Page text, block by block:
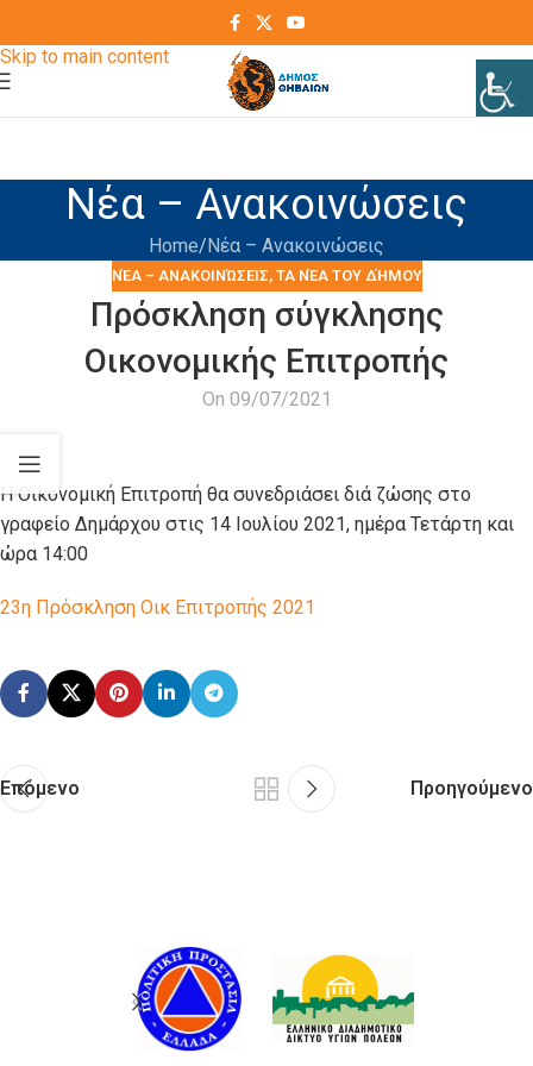
Skip to main content
Νέα – Ανακοινώσεις
Home Νέα – Ανακοινώσεις
ΝΈΑ – ΑΝΑΚΟΙΝΏΣΕΙΣ, ΤΑ ΝΈΑ ΤΟΥ ΔΉΜΟΥ
Πρόσκληση σύγκλησης
Οικονομικής Επιτροπής
On 09/07/2021
Η Οικονομική Επιτροπή θα συνεδριάσει διά ζώσης στο
γραφείο Δημάρχου στις 14 Ιουλίου 2021, ημέρα Τετάρτη και
ώρα 14:00
23η Πρόσκληση Οικ Επιτροπής 2021
Επόμενο Προηγούμενο